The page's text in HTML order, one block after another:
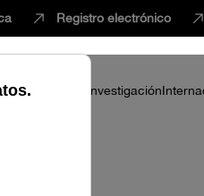
Registro electrónico
Profesorado Investigación